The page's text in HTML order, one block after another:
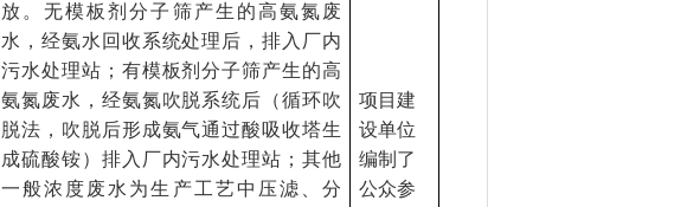
放。无模板剂分子筛产生的高氨氮废
水，经氨水回收系统处理后，排入厂内
污水处理站；有模板剂分子筛产生的高
氨氮废水，经氨氮吹脱系统后（循环吹
脱法 ， 吹脱后形成氨气通过酸吸收塔生
成硫酸铵）排入厂内污水处理站；其他
一般浓度废水为生产工艺中压滤、分
项目建
设单位
编制了
公众参